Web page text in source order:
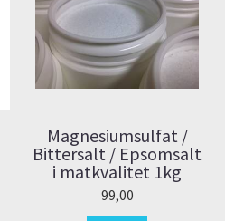
Magnesiumsulfat /
Bittersalt / Epsomsalt
i matkvalitet 1kg
99,00